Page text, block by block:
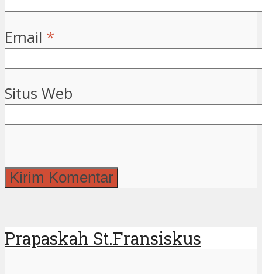
Email *
Situs Web
Prapaskah St.Fransiskus